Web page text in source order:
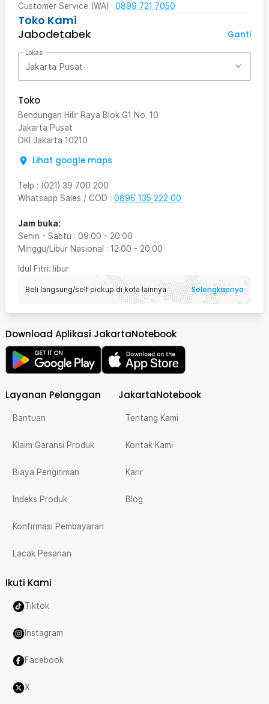
Customer Service (WA) : 0899 721 7050
Toko Kami
Jabodetabek
Ganti
Lokasi
Jakarta Pusat
Toko
Bendungan Hilir Raya Blok G1 No. 10
Jakarta Pusat
DKI Jakarta 10210
Lihat google maps
Telp : (021) 39 700 200
Whatsapp Sales / COD : 0896 135 222 00
Jam buka:
Senin - Sabtu : 09:00 - 20:00
Minggu/Libur Nasional : 12:00 - 20:00
Idul Fitri: libur
Beli langsung/self pickup di kota lainnya Selengkapnya
Download Aplikasi JakartaNotebook
Layanan Pelanggan
Bantuan
Klaim Garansi Produk
Biaya Pengiriman
Indeks Produk
Konfirmasi Pembayaran
Lacak Pesanan
JakartaNotebook
Tentang Kami
Kontak Kami
Karir
Blog
Ikuti Kami
Tiktok
Instagram
Facebook
X